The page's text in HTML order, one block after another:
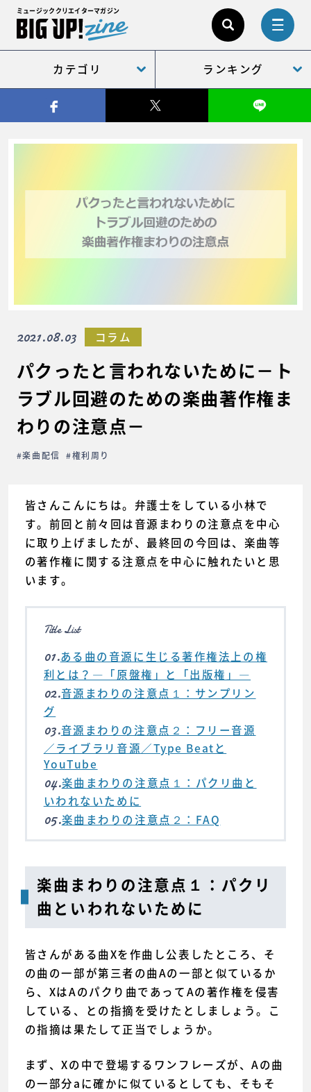
ミュージッククリエイターマガジン
カテゴリ ランキング
パクったと言われないために－ト
ラブル回避のための楽曲著作権ま
わりの注意点－
2021.08.03 コラム
#楽曲配信 #権利周り
皆さんこんにちは。弁護士をしている小林で
す。前回と前々回は音源まわりの注意点を中心
に取り上げましたが、最終回の今回は、楽曲等
の著作権に関する注意点を中心に触れたいと思
います。
Title List
01.ある曲の音源に生じる著作権法上の権
利とは？―「原盤権」と「出版権」―
02.音源まわりの注意点１：サンプリン
グ
03.音源まわりの注意点２：フリー音源
／ライブラリ音源／Type Beatと
YouTube
04.楽曲まわりの注意点１：パクリ曲と
いわれないために
05.楽曲まわりの注意点２：FAQ
楽曲まわりの注意点１：パクリ
曲といわれないために
皆さんがある曲Xを作曲し公表したところ、そ
の曲の一部が第三者の曲Aの一部と似ているか
ら、XはAのパクり曲であってAの著作権を侵害
している、との指摘を受けたとしましょう。こ
の指摘は果たして正当でしょうか。
まず、Xの中で登場するワンフレーズが、Aの曲
の一部分aに確かに似ているとしても、そもそ